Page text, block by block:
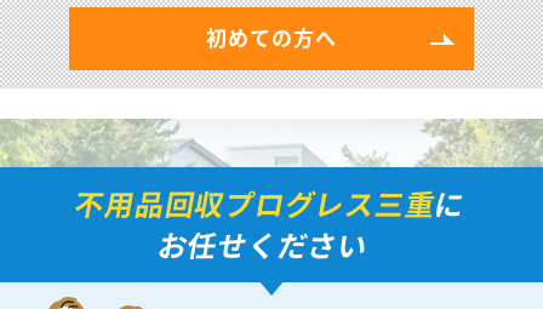
初めての方へ
不用品回収プログレス三重に
お任せください